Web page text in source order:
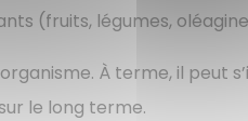
(fruits, légumes,
À terme, il peut
le long terme.